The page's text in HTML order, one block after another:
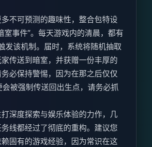
不可预测的趣味性，整合包特设
室事件”。每天游戏内的清晨，都有
发该机制。届时，系统将随机抽取
传送到暗室，并获赠一份丰厚的
必保持警惕，因为在那之后仅仅
被强制传送回出生点，请务必抓
深度探索与娱乐体验的力作，几
线都经过了彻底的重构。建议您
固有的游戏经验，因为常识在这